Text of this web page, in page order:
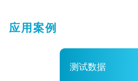
应用案例
测试数据